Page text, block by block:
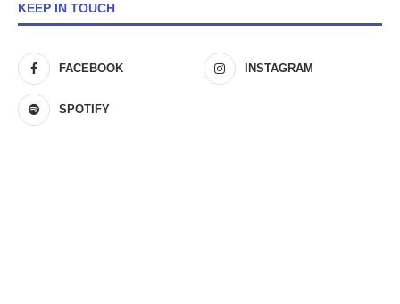
KEEP IN TOUCH
FACEBOOK INSTAGRAM
SPOTIFY